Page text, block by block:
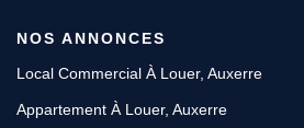
NOS ANNONCES
Local Commercial À Louer, Auxerre
Appartement À Louer, Auxerre